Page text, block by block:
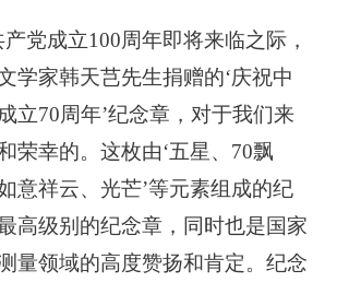
成立100周年即将来临之际，
学家韩天芑先生捐赠的‘庆祝中
立70周年’纪念章，对于我们来
荣幸的。这枚由‘五星、70飘
意祥云、光芒’等元素组成的纪
高级别的纪念章，同时也是国家
量领域的高度赞扬和肯定。纪念